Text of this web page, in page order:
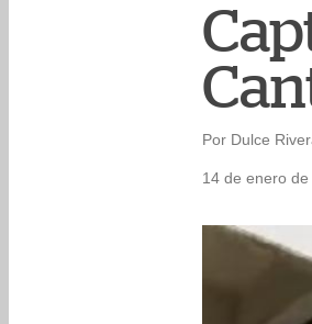
Por Dulce
14 de enero